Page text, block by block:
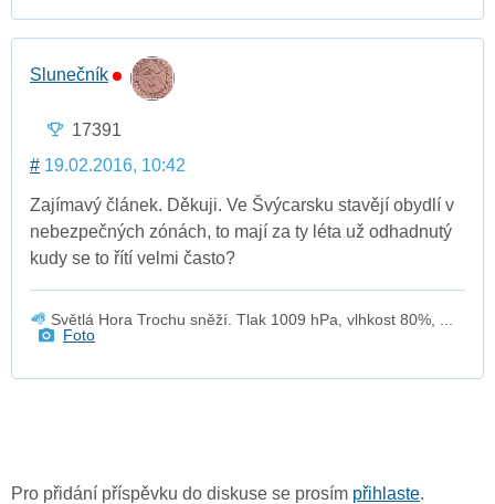
Slunečník
17391
# 19.02.2016, 10:42
Zajímavý článek. Děkuji. Ve Švýcarsku stavějí obydlí v
nebezpečných zónách, to mají za ty léta už odhadnutý
kudy se to řítí velmi často?
Světlá Hora Trochu sněží. Tlak 1009 hPa, vlhkost 80%, ...
Foto
Pro přidání příspěvku do diskuse se prosím přihlaste.